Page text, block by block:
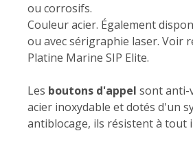
ou corrosifs.
Couleur acier. Également
ou avec sérigraphie laser. Voir
Platine Marine SIP Elite.
Les boutons d'appel sont anti-
acier inoxydable et dotés d'un
antiblocage, ils résistent à tout